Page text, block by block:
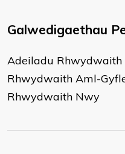
Galwedigaethau
Adeiladu Rhwydwaith
Rhwydwaith Aml-
Rhwydwaith Nwy